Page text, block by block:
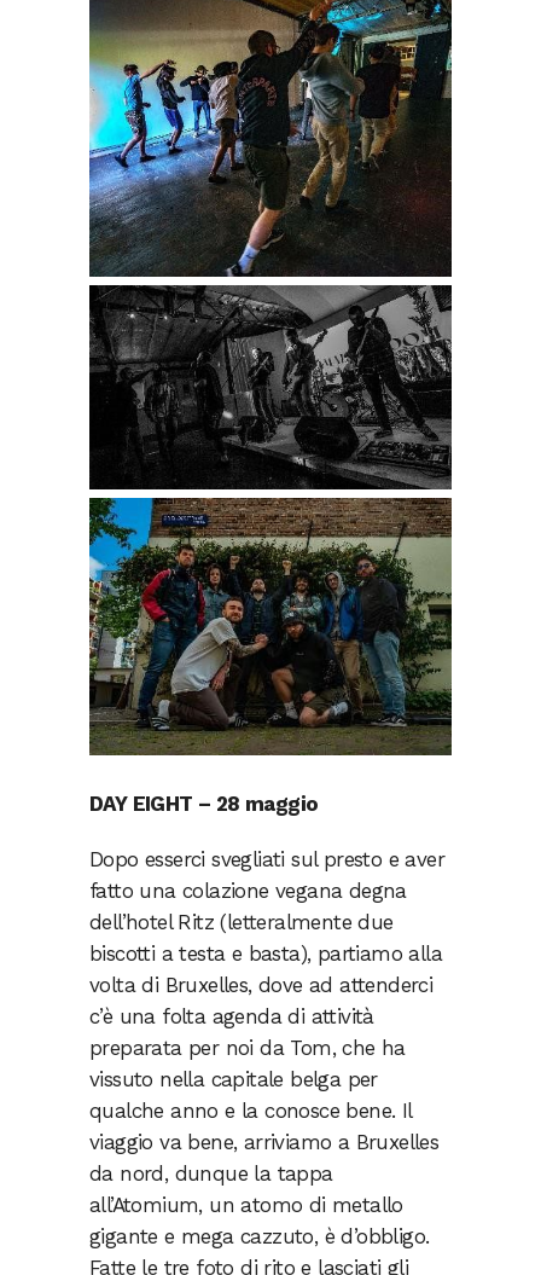
DAY EIGHT – 28 maggio
Dopo esserci svegliati sul presto e aver
fatto una colazione vegana degna
dell’hotel Ritz (letteralmente due
biscotti a testa e basta), partiamo alla
volta di Bruxelles, dove ad attenderci
c’è una folta agenda di attività
preparata per noi da Tom, che ha
vissuto nella capitale belga per
qualche anno e la conosce bene. Il
viaggio va bene, arriviamo a Bruxelles
da nord, dunque la tappa
all’Atomium, un atomo di metallo
gigante e mega cazzuto, è d’obbligo.
Fatte le tre foto di rito e lasciati gli